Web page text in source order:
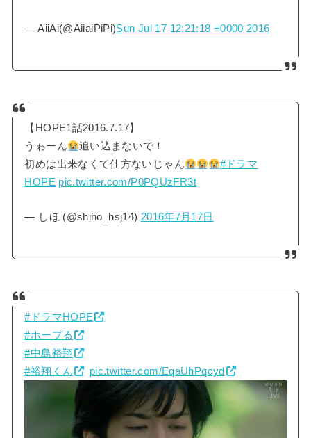
— AiiAi(@AiiaiPiPi)Sun Jul 17 12:21:18 +0000 2016
【HOPE1話2016.7.17】
うゎーん
追い込まないで！
初めは出来なくて仕方ないじゃん
#ドラマ
HOPE pic.twitter.com/P0PQUzFR3t
— しほ (@shiho_hsj14) 2016年7月17日
#ドラマHOPE
#ホープる
#中島裕翔
#裕翔くん
pic.twitter.com/EqaUhPqcyd